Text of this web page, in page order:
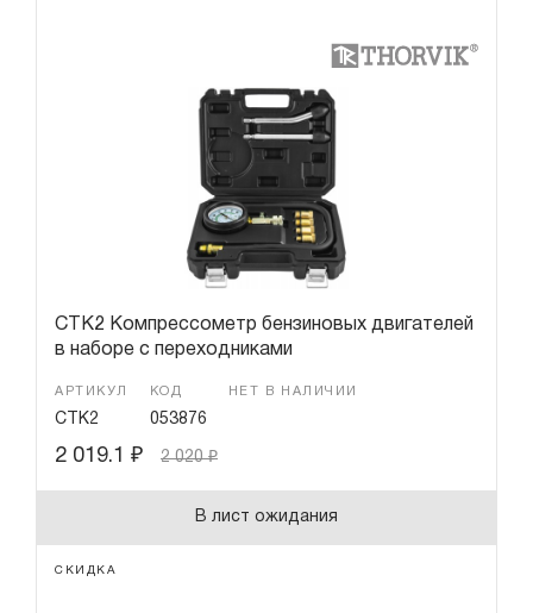
CTK2 Компрессометр бензиновых двигателей
в наборе с переходниками
АРТИКУЛ
CTK2
КОД
053876
НЕТ В НАЛИЧИИ
2 019.1 ₽ 2 020₽
В лист ожидания
СКИДКА